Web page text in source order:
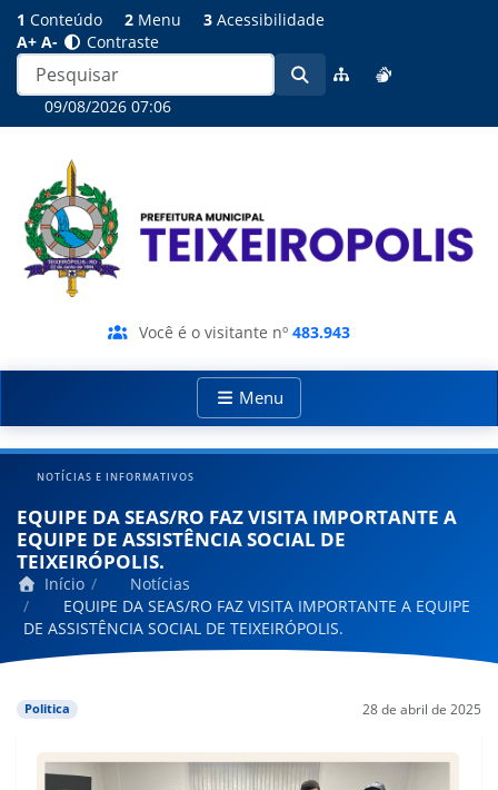
1 Conteúdo 2 Menu 3 Acessibilidade
A+ A- Contraste
09/08/2026 07:06
Você é o visitante nº 483.943
Menu
NOTÍCIAS E INFORMATIVOS
EQUIPE DA SEAS/RO FAZ VISITA IMPORTANTE A
EQUIPE DE ASSISTÊNCIA SOCIAL DE
TEIXEIRÓPOLIS.
Início
Notícias
EQUIPE DA SEAS/RO FAZ VISITA IMPORTANTE A EQUIPE
DE ASSISTÊNCIA SOCIAL DE TEIXEIRÓPOLIS.
Politica 28 de abril de 2025